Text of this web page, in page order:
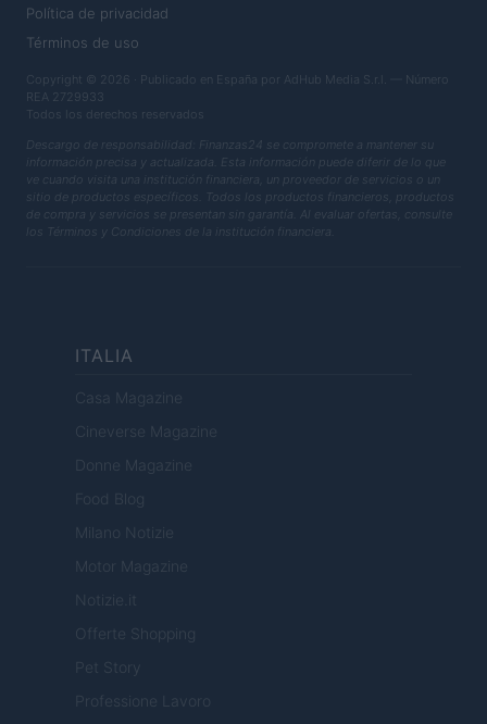
Política de privacidad
Términos de uso
Copyright © 2026 · Publicado en España por AdHub Media S.r.l. — Número
REA 2729933
Todos los derechos reservados
Descargo de responsabilidad: Finanzas24 se compromete a mantener su
información precisa y actualizada. Esta información puede diferir de lo que
ve cuando visita una institución financiera, un proveedor de servicios o un
sitio de productos específicos. Todos los productos financieros, productos
de compra y servicios se presentan sin garantía. Al evaluar ofertas, consulte
los Términos y Condiciones de la institución financiera.
ITALIA
Casa Magazine
Cineverse Magazine
Donne Magazine
Food Blog
Milano Notizie
Motor Magazine
Notizie.it
Offerte Shopping
Pet Story
Professione Lavoro